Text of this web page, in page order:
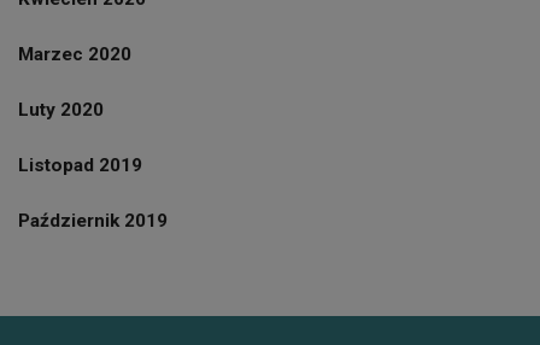
Marzec 2020
Luty 2020
Listopad 2019
Październik 2019